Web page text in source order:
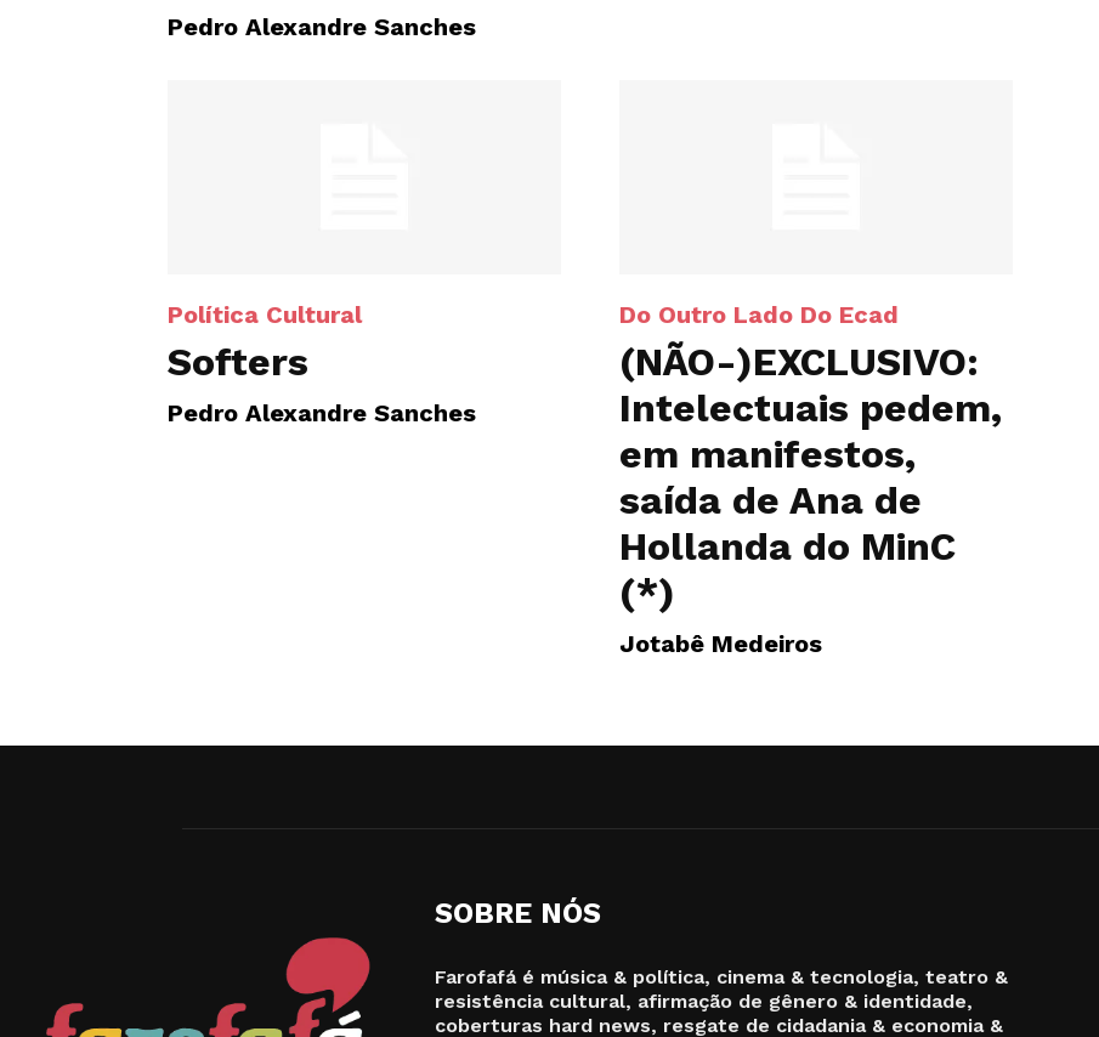
Pedro Alexandre Sanches
Política Cultural
Softers
Pedro Alexandre Sanches
Do Outro Lado Do Ecad
(NÃO-)EXCLUSIVO:
Intelectuais pedem,
em manifestos,
saída de Ana de
Hollanda do MinC
(*)
Jotabê Medeiros
SOBRE NÓS
Farofafá é música & política, cinema & tecnologia, teatro &
resistência cultural, afirmação de gênero & identidade,
coberturas hard news, resgate de cidadania & economia &